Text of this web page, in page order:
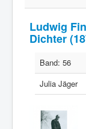
Ludwig
Dichter
Band: 56
Julia Jäger